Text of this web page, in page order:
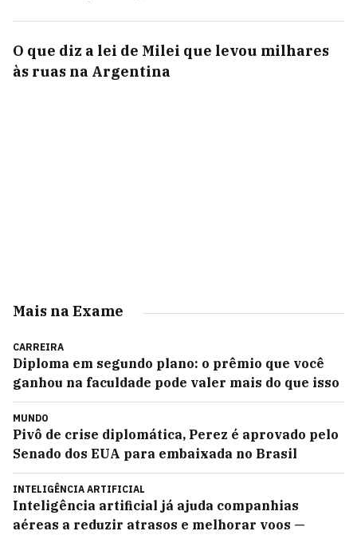
O que diz a lei de Milei que levou milhares
às ruas na Argentina
Mais na Exame
CARREIRA
Diploma em segundo plano: o prêmio que você
ganhou na faculdade pode valer mais do que isso
MUNDO
Pivô de crise diplomática, Perez é aprovado pelo
Senado dos EUA para embaixada no Brasil
INTELIGÊNCIA ARTIFICIAL
Inteligência artificial já ajuda companhias
aéreas a reduzir atrasos e melhorar voos —